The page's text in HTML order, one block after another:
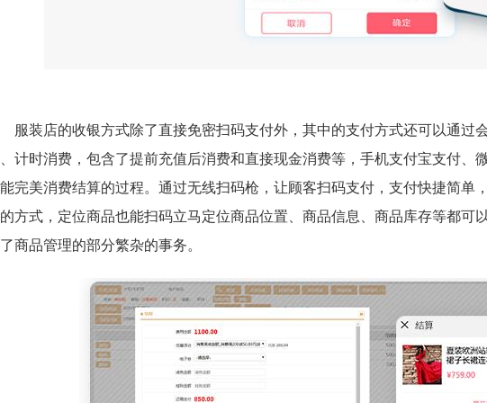
服装店的收银方式除了直接免密扫码支付外，其中的支付方式还可以通过
计时消费，包含了提前充值后消费和直接现金消费等，手机支付宝支付、
完美消费结算的过程。通过无线扫码枪，让顾客扫码支付，支付快捷简单
方式，定位商品也能扫码立马定位商品位置、商品信息、商品库存等都可
商品管理的部分繁杂的事务。